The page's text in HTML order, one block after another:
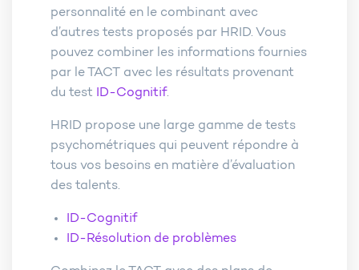
personnalité en le combinant avec
d’autres tests proposés par HRID. Vous
pouvez combiner les informations fournies
par le TACT avec les résultats provenant
du test
ID-Cognitif.
HRID propose une large gamme de tests
psychométriques qui peuvent répondre à
tous vos besoins en matière d’évaluation
des talents.
ID-Cognitif
ID-Résolution de problèmes